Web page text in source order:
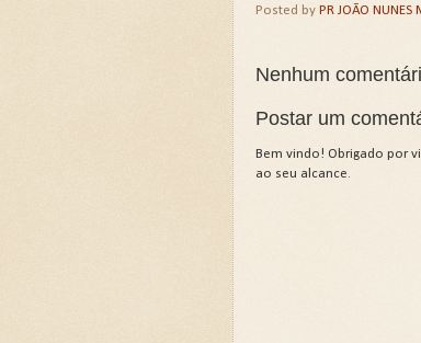
Posted by PR JOÃO NUNES
Nenhum
Postar um
Bem vindo! Obrigado por
ao seu alcance.